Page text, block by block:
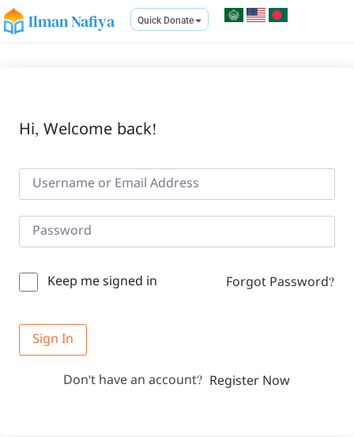
Ilman Nafiya Quick Donate
Hi, Welcome back!
Keep me signed in Forgot Password?
Sign In
Don't have an account? Register Now